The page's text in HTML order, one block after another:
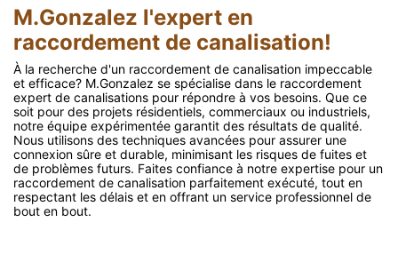
M.Gonzalez l'expert en
raccordement de canalisation!
À la recherche d'un raccordement de canalisation impeccable
et efficace? M.Gonzalez se spécialise dans le raccordement
expert de canalisations pour répondre à vos besoins. Que ce
soit pour des projets résidentiels, commerciaux ou industriels,
notre équipe expérimentée garantit des résultats de qualité.
Nous utilisons des techniques avancées pour assurer une
connexion sûre et durable, minimisant les risques de fuites et
de problèmes futurs. Faites confiance à notre expertise pour un
raccordement de canalisation parfaitement exécuté, tout en
respectant les délais et en offrant un service professionnel de
bout en bout.